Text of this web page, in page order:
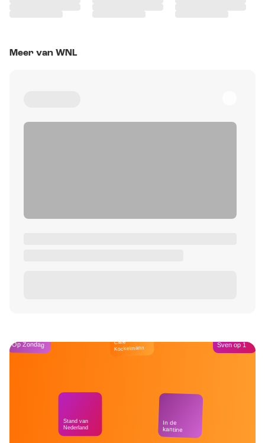
Meer van WNL
Op Zondag
Stand van
Nederland
Café
Kockelmann
In de
kantine
Sven op 1